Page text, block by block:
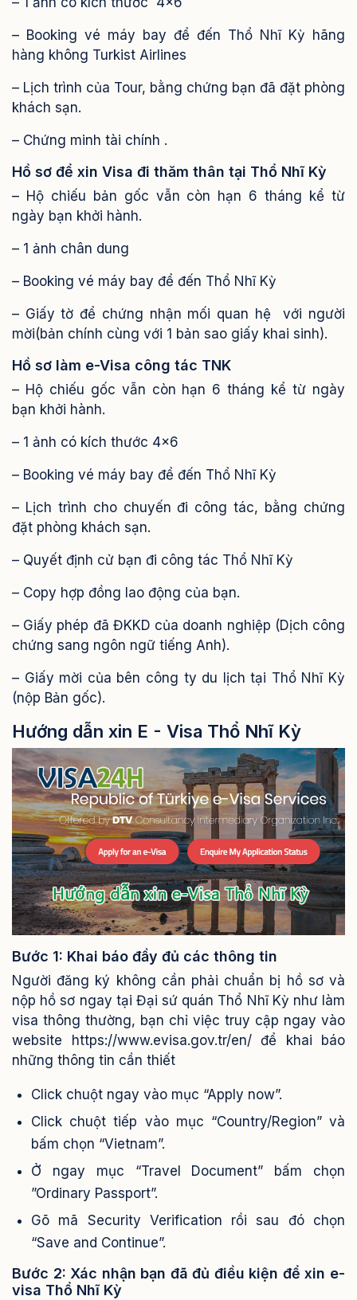
– Booking vé máy bay để đến Thổ Nhĩ Kỳ hãng
hàng không Turkist Airlines
– Lịch trình của Tour, bằng chứng bạn đã đặt phòng
khách sạn.
– Chứng minh tài chính .
Hồ sơ để xin Visa đi thăm thân tại Thổ Nhĩ Kỳ
– Hộ chiếu bản gốc vẫn còn hạn 6 tháng kể từ
ngày bạn khởi hành.
– 1 ảnh chân dung
– Booking vé máy bay để đến Thổ Nhĩ Kỳ
– Giấy tờ để chứng nhận mối quan hệ với người
mời(bản chính cùng với 1 bản sao giấy khai sinh).
Hồ sơ làm e-Visa công tác TNK
– Hộ chiếu gốc vẫn còn hạn 6 tháng kể từ ngày
bạn khởi hành.
– 1 ảnh có kích thước 4×6
– Booking vé máy bay để đến Thổ Nhĩ Kỳ
– Lịch trình cho chuyến đi công tác, bằng chứng
đặt phòng khách sạn.
– Quyết định cử bạn đi công tác Thổ Nhĩ Kỳ
– Copy hợp đồng lao động của bạn.
– Giấy phép đã ĐKKD của doanh nghiệp (Dịch công
chứng sang ngôn ngữ tiếng Anh).
– Giấy mời của bên công ty du lịch tại Thổ Nhĩ Kỳ
(nộp Bản gốc).
Hướng dẫn xin E - Visa Thổ Nhĩ Kỳ
Bước 1: Khai báo đầy đủ các thông tin
Người đăng ký không cần phải chuẩn bị hồ sơ và
nộp hồ sơ ngay tại Đại sứ quán Thổ Nhĩ Kỳ như làm
visa thông thường, bạn chỉ việc truy cập ngay vào
website https://www.evisa.gov.tr/en/ để khai báo
những thông tin cần thiết
Click chuột ngay vào mục “Apply now”.
Click chuột tiếp vào mục “Country/Region” và
bấm chọn “Vietnam”.
Ở ngay mục “Travel Document” bấm chọn
”Ordinary Passport”.
Gõ mã Security Verification rồi sau đó chọn
“Save and Continue”.
Bước 2: Xác nhận bạn đã đủ điều kiện để xin e-
visa Thổ Nhĩ Kỳ